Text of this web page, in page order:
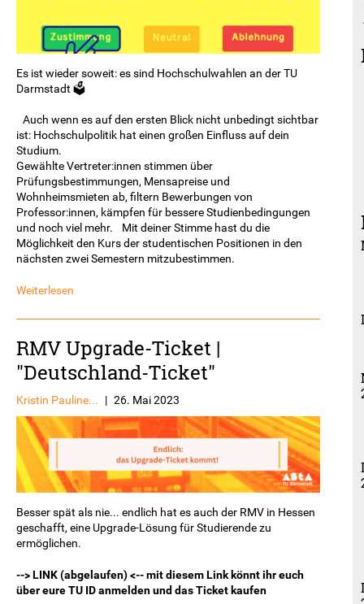
Es ist wieder soweit: es sind Hochschulwahlen an der TU
Darmstadt 🗳️
Auch wenn es auf den ersten Blick nicht unbedingt sichtbar
ist: Hochschulpolitik hat einen großen Einfluss auf dein
Studium.
Gewählte Vertreter:innen stimmen über
Prüfungsbestimmungen, Mensapreise und
Wohnheimsmieten ab, filtern Bewerbungen von
Professor:innen, kämpfen für bessere Studienbedingungen
und noch viel mehr. Mit deiner Stimme hast du die
Möglichkeit den Kurs der studentischen Positionen in den
nächsten zwei Semestern mitzubestimmen.
Weiterlesen
RMV Upgrade-Ticket |
"Deutschland-Ticket"
Kristin Pauline... | 26. Mai 2023
Besser spät als nie... endlich hat es auch der RMV in Hessen
geschafft, eine Upgrade-Lösung für Studierende zu
ermöglichen.
--> LINK (abgelaufen) <-- mit diesem Link könnt ihr euch
über eure TU ID anmelden und das Ticket kaufen